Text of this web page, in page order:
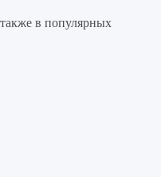
в популярных